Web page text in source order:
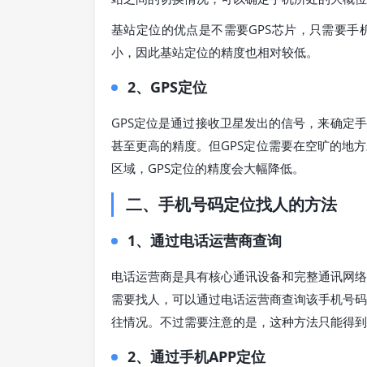
基站定位的优点是不需要GPS芯片，只需要
小，因此基站定位的精度也相对较低。
2、GPS定位
GPS定位是通过接收卫星发出的信号，来确定
甚至更高的精度。但GPS定位需要在空旷的地
区域，GPS定位的精度会大幅降低。
二、手机号码定位找人的方法
1、通过电话运营商查询
电话运营商是具有核心通讯设备和完整通讯网
需要找人，可以通过电话运营商查询该手机号
往情况。不过需要注意的是，这种方法只能得
2、通过手机APP定位